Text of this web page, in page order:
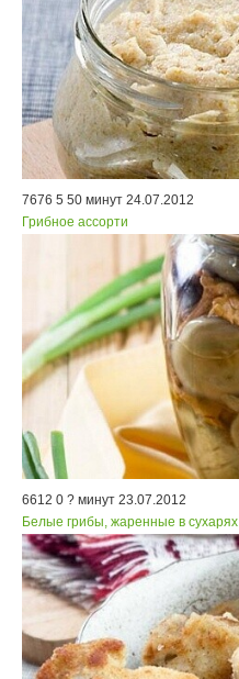
7676 5 50 минут 24.07.2012
Грибное ассорти
6612 0 ? минут 23.07.2012
Белые грибы, жаренные в сухарях